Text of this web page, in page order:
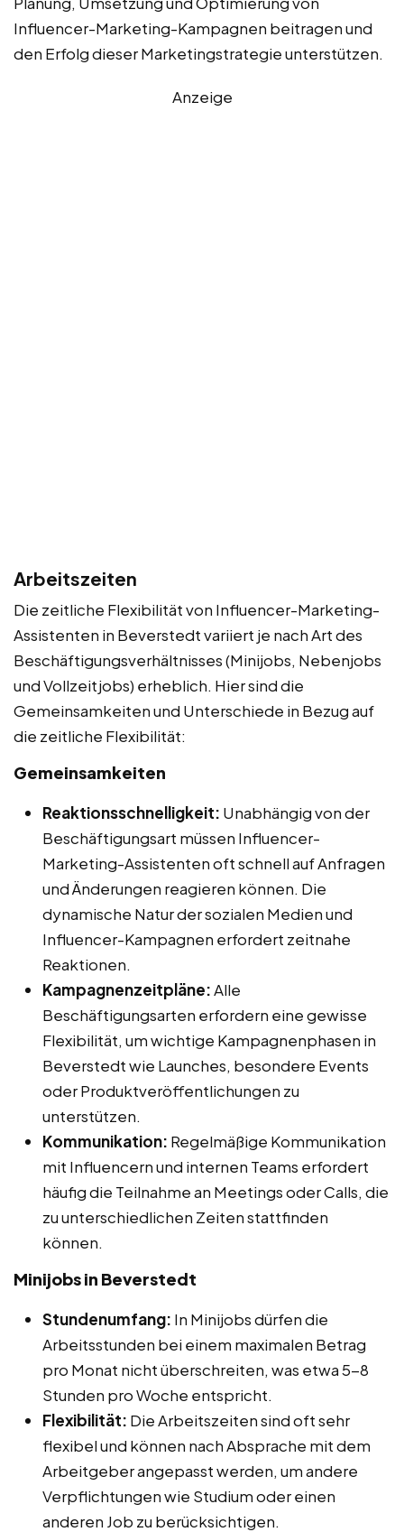
Influencer-Marketing-Kampagnen beitragen und
den Erfolg dieser Marketingstrategie unterstützen.
Anzeige
Arbeitszeiten
Die zeitliche Flexibilität von Influencer-Marketing-
Assistenten in Beverstedt variiert je nach Art des
Beschäftigungsverhältnisses (Minijobs, Nebenjobs
und Vollzeitjobs) erheblich. Hier sind die
Gemeinsamkeiten und Unterschiede in Bezug auf
die zeitliche Flexibilität:
Gemeinsamkeiten
Reaktionsschnelligkeit: Unabhängig von der
Beschäftigungsart müssen Influencer-
Marketing-Assistenten oft schnell auf Anfragen
und Änderungen reagieren können. Die
dynamische Natur der sozialen Medien und
Influencer-Kampagnen erfordert zeitnahe
Reaktionen.
Kampagnenzeitpläne:Alle
Beschäftigungsarten erfordern eine gewisse
Flexibilität, um wichtige Kampagnenphasen in
Beverstedt wie Launches, besondere Events
oder Produktveröffentlichungen zu
unterstützen.
Kommunikation: Regelmäßige Kommunikation
mit Influencern und internen Teams erfordert
häufig die Teilnahme an Meetings oder Calls, die
zu unterschiedlichen Zeiten stattfinden
können.
Minijobs in Beverstedt
Stundenumfang: In Minijobs dürfen die
Arbeitsstunden bei einem maximalen Betrag
pro Monat nicht überschreiten, was etwa 5-8
Stunden pro Woche entspricht.
Flexibilität: Die Arbeitszeiten sind oft sehr
flexibel und können nach Absprache mit dem
Arbeitgeber angepasst werden, um andere
Verpflichtungen wie Studium oder einen
anderen Job zu berücksichtigen.